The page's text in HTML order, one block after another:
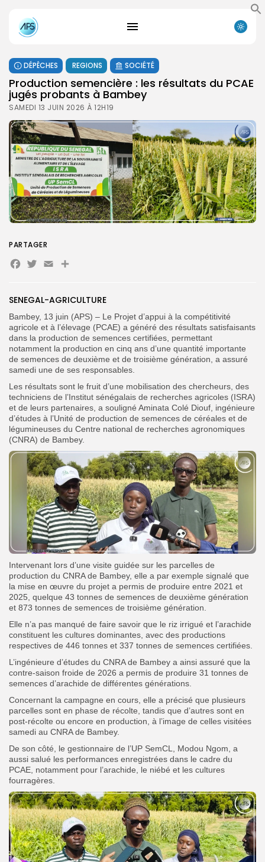
Search
for:
Search
Button
FR
DÉPÊCHES REGIONS SOCIÉTÉ
Production semencière : les résultats du PCAE
jugés probants à Bambey
SAMEDI 13 JUIN 2026 À 12H19
SENEGAL-AGRICULTURE
Bambey, 13 juin (APS) – Le Projet d’appui à la compétitivité
agricole et à l’élevage (PCAE) a généré des résultats satisfaisants
dans la production de semences certifiées, permettant
notamment la production en cinq ans d’une quantité importante
de semences de deuxième et de troisième génération, a assuré
samedi une de ses responsables.
Les résultats sont le fruit d’une mobilisation des chercheurs, des
techniciens de l’Institut sénégalais de recherches agricoles (ISRA)
et de leurs partenaires, a souligné Aminata Colé Diouf, ingénieure
d’études à l’Unité de production de semences de céréales et de
légumineuses du Centre national de recherches agronomiques
(CNRA) de Bambey.
Intervenant lors d’une visite guidée sur les parcelles de
production du CNRA de Bambey, elle a par exemple signalé que
la mise en œuvre du projet a permis de produire entre 2021 et
2025, quelque 43 tonnes de semences de deuxième génération
et 873 tonnes de semences de troisième génération.
Elle n’a pas manqué de faire savoir que le riz irrigué et l’arachide
constituent les cultures dominantes, avec des productions
respectives de 446 tonnes et 337 tonnes de semences certifiées.
L’ingénieure d’études du CNRA de Bambey a ainsi assuré que la
contre-saison froide de 2026 a permis de produire 31 tonnes de
semences d’arachide de différentes générations. ‎
‎Concernant la campagne en cours, elle a précisé que plusieurs
parcelles sont en phase de récolte, tandis que d’autres sont en
post-récolte ou encore en production, à l’image de celles visitées
samedi au CNRA de Bambey.‎
‎De son côté, le gestionnaire de l’UP SemCL, Modou Ngom, a
aussi salué les performances enregistrées dans le cadre du
PCAE, notamment pour l’arachide, le niébé et les cultures
fourragères.
PARTAGER
Facebook
Twitter
EmailPartager